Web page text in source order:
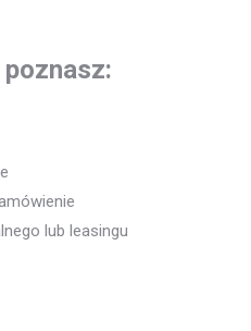
lub leasingu